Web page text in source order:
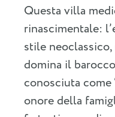
Questa villa
rinascimentale:
stile
domina il
conosciuta come
onore della